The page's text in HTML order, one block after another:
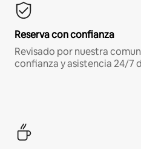
Reserva con confianza
Revisado por nuestra
confianza y asistencia 24/7